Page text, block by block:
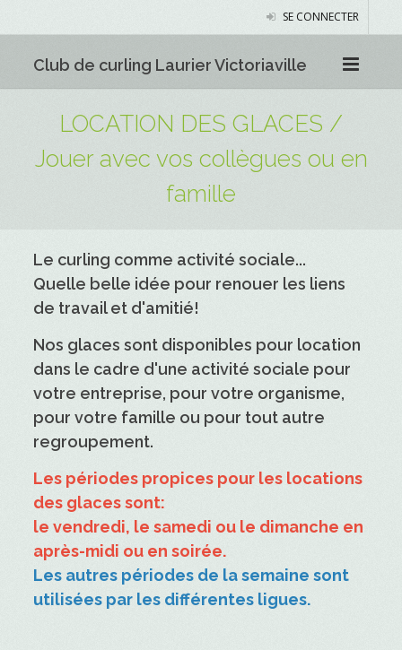
SE CONNECTER
Club de curling Laurier Victoriaville
LOCATION DES GLACES /
Jouer avec vos collègues ou en
famille
Le curling comme activité sociale...
Quelle belle idée pour renouer les liens
de travail et d'amitié!
Nos glaces sont disponibles pour location
dans le cadre d'une activité sociale pour
votre entreprise, pour votre organisme,
pour votre famille ou pour tout autre
regroupement.
Les périodes propices pour les locations
des glaces sont:
le vendredi, le samedi ou le dimanche en
après-midi ou en soirée.
Les autres périodes de la semaine sont
utilisées par les différentes ligues.